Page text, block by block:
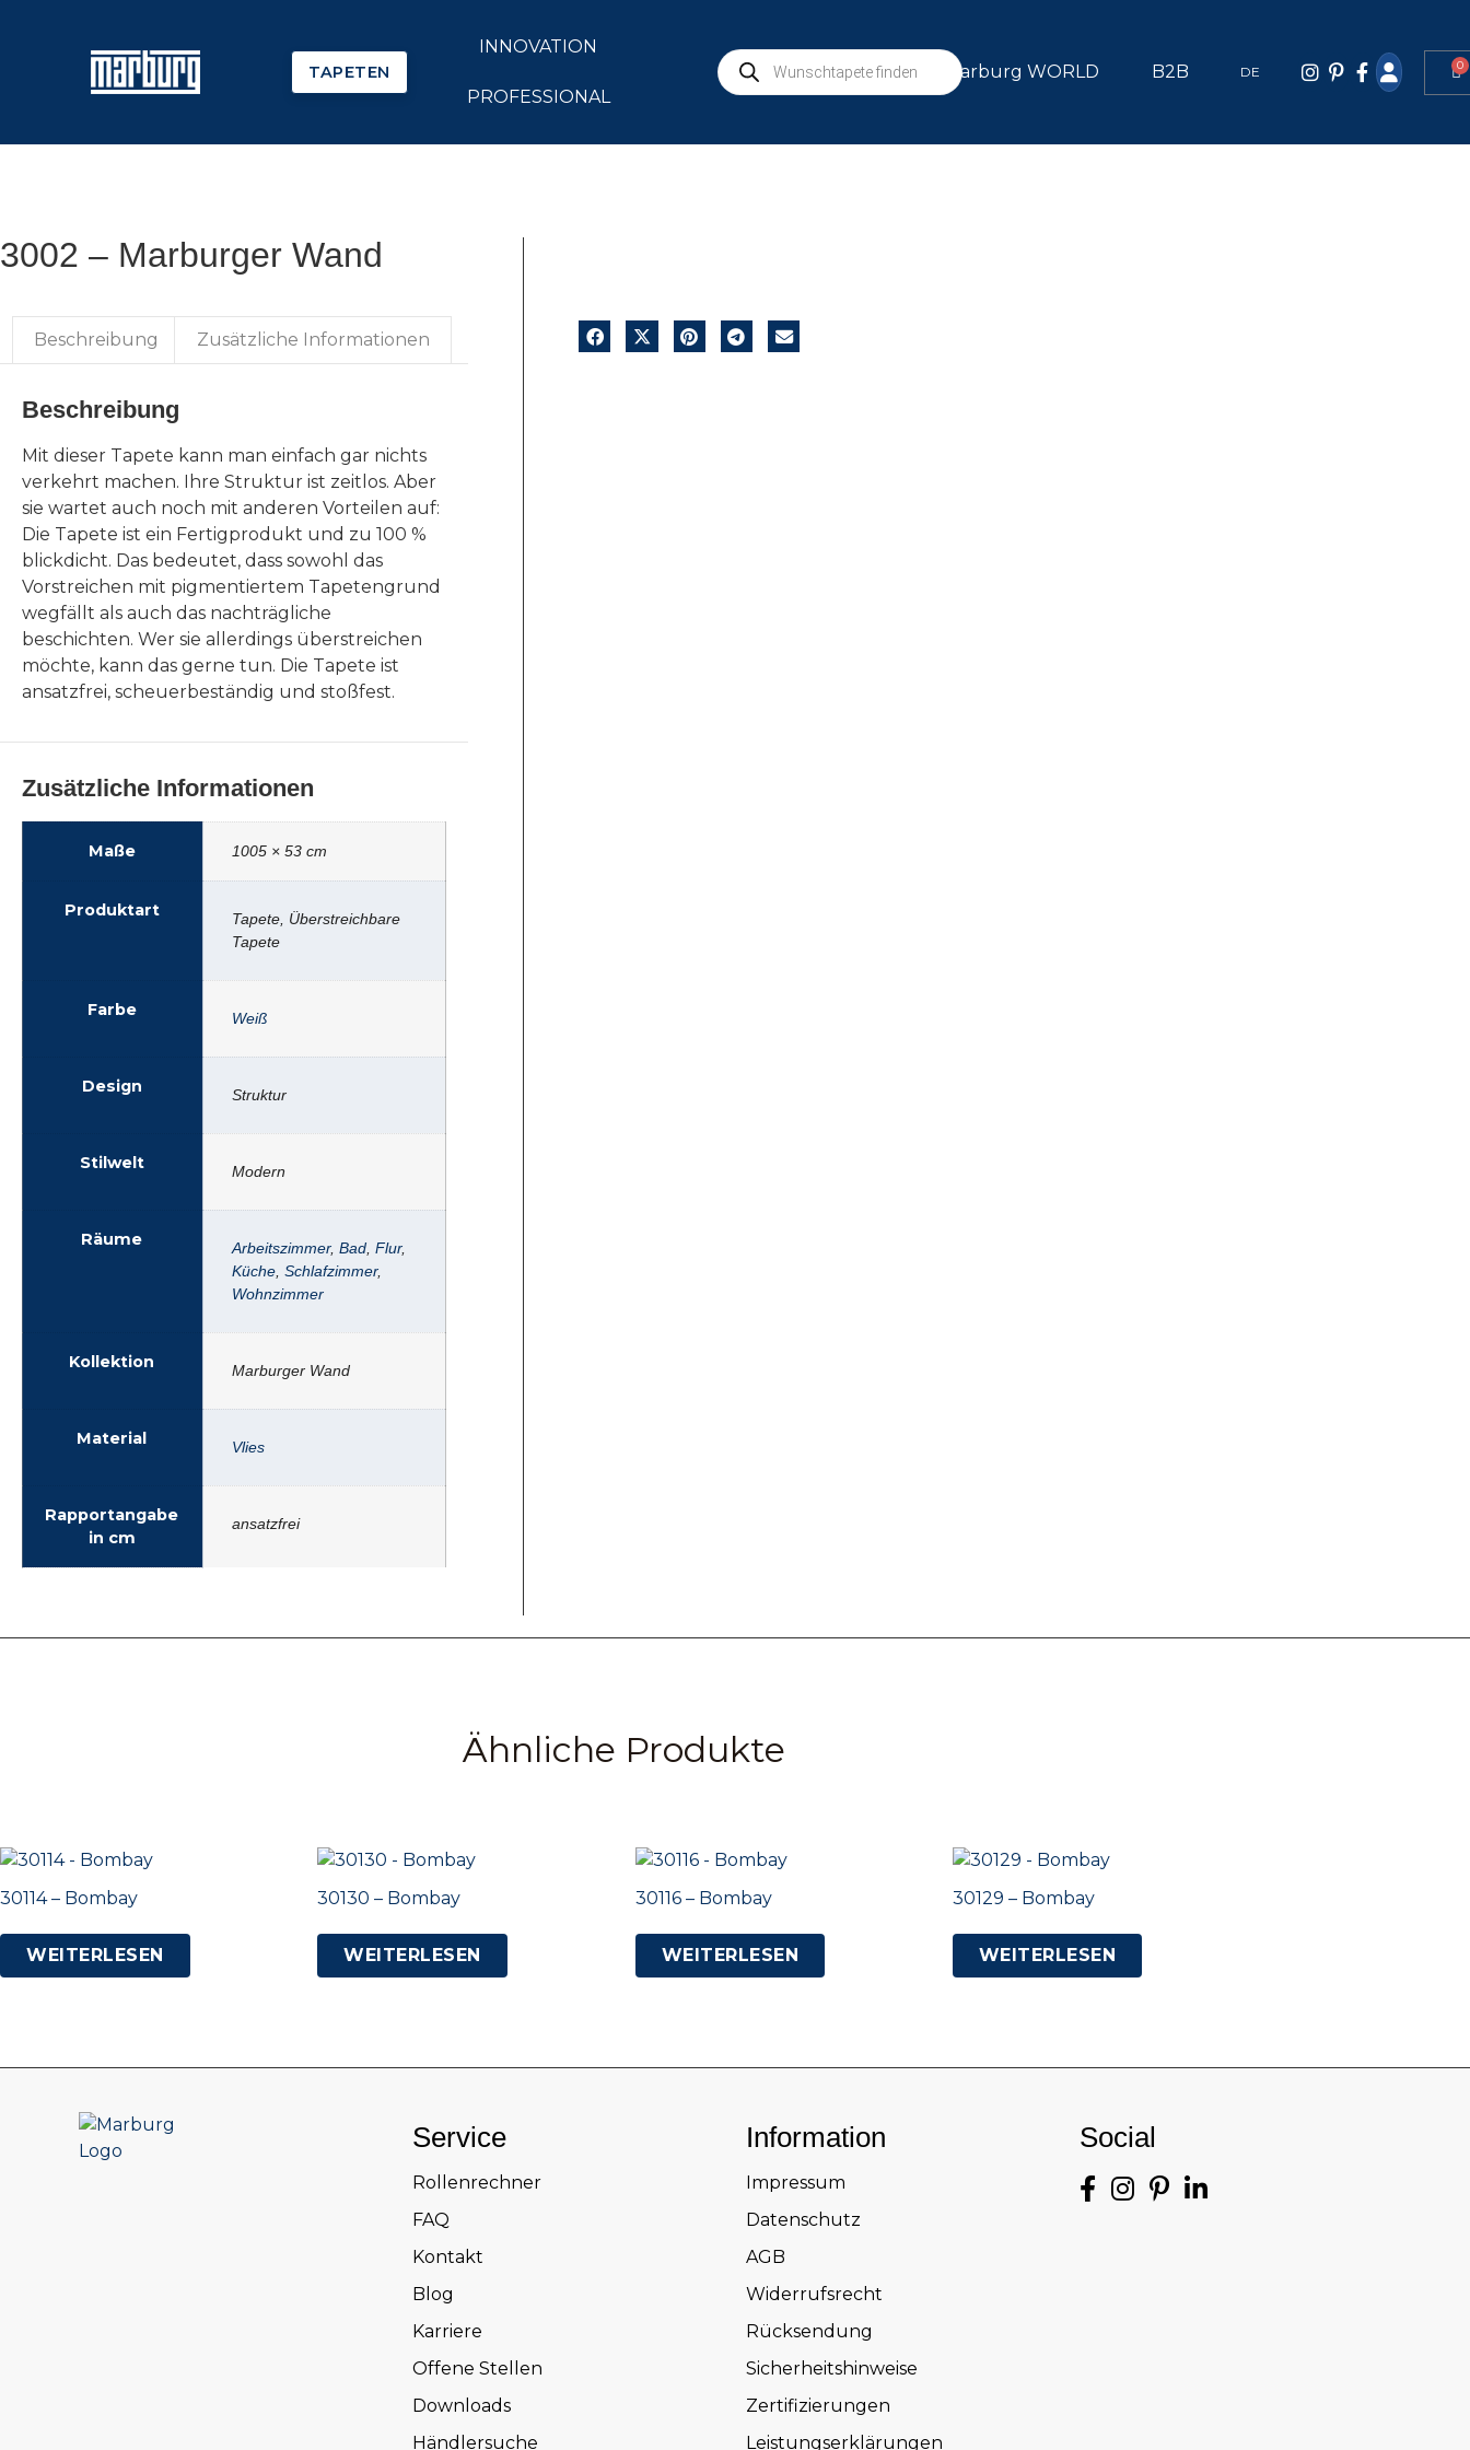
TAPETEN
INNOVATION
PROFESSIONAL
marburg WORLD B2B DE 0
3002 – Marburger Wand
Beschreibung Zusätzliche Informationen
Beschreibung
Mit dieser Tapete kann man einfach gar nichts
verkehrt machen. Ihre Struktur ist zeitlos. Aber
sie wartet auch noch mit anderen Vorteilen auf:
Die Tapete ist ein Fertigprodukt und zu 100 %
blickdicht. Das bedeutet, dass sowohl das
Vorstreichen mit pigmentiertem Tapetengrund
wegfällt als auch das nachträgliche
beschichten. Wer sie allerdings überstreichen
möchte, kann das gerne tun. Die Tapete ist
ansatzfrei, scheuerbeständig und stoßfest.
Zusätzliche Informationen
Maße 1005 × 53 cm
Produktart
Tapete, Überstreichbare
Tapete
Farbe Weiß
Design Struktur
Stilwelt Modern
Räume Arbeitszimmer, Bad Flur,
Küche Schlafzimmer,
Wohnzimmer
Kollektion Marburger Wand
Material Vlies
Rapportangabe
in cm
ansatzfrei
Ähnliche Produkte
30114 – Bombay
WEITERLESEN
30130 – Bombay
WEITERLESEN
30116 – Bombay
WEITERLESEN
30129 – Bombay
WEITERLESEN
Service
Rollenrechner
FAQ
Kontakt
Blog
Karriere
Offene Stellen
Downloads
Händlersuche
Information
Impressum
Datenschutz
AGB
Widerrufsrecht
Rücksendung
Sicherheitshinweise
Zertifizierungen
Leistungserklärungen
Social